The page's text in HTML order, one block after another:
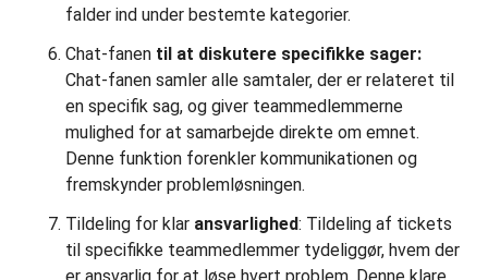
falder ind under bestemte kategorier.
Chat-fanen til at diskutere specifikke sager:
Chat-fanen samler alle samtaler, der er relateret til
en specifik sag, og giver teammedlemmerne
mulighed for at samarbejde direkte om emnet.
Denne funktion forenkler kommunikationen og
fremskynder problemløsningen.
Tildeling for klar ansvarlighed: Tildeling af tickets
til specifikke teammedlemmer tydeliggør, hvem der